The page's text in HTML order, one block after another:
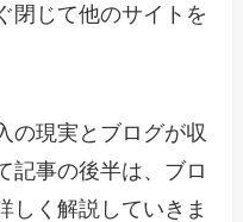
閉じて他のサイトを
の現実とブログが収
記事の後半は、ブロ
しく解説していきま